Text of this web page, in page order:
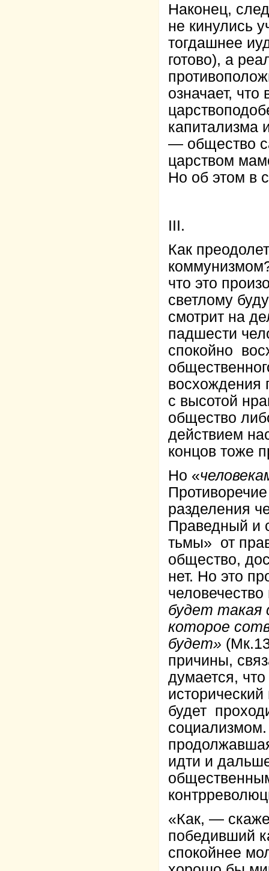
Наконец,
не кинулись
тогдашнее
готово), а
означает,
капитализма
— общество
царством
Но об этом в
III.
Как
что это
светлому
смотрит на
падшести
спокойно
восхождения
с высотой
общество
действием
концов тоже
Но «
разделения
Праведный и
тьмы» от
общество,
нет. Но это
будет такая
которое
будет»
причины,
думается,
будет
идти и
«Как, —
победивший
спокойнее